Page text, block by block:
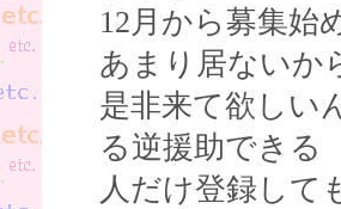
12月から募集始
あまり居ないか
是非来て欲しい
る逆援助できる
人だけ登録して